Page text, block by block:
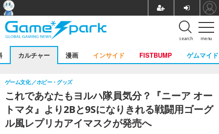
menu
search
カルチャー 漫画 インサイド FISTBUMP ゲムマイド
これであなたもヨルハ隊員気分？『ニーア オー
トマタ』より2Bと9Sになりきれる戦闘用ゴーグ
ル風レプリカアイマスクが発売へ
ゲーム文化 ホビー・グッズ